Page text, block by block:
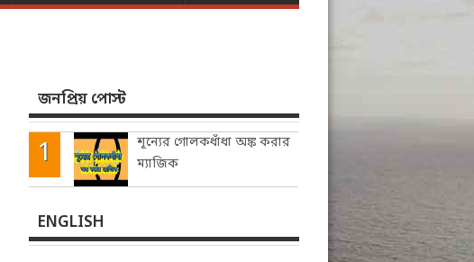
জনপ্রিয় পোস্ট
শূন্যের গোলকধাঁধা অঙ্ক করার
ম্যাজিক
ENGLISH